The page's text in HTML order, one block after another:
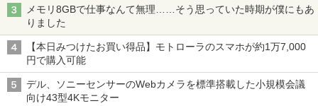
メモリ8GBで仕事なんて無理……そう思っていた時期が僕にもあ
りました
【本日みつけたお買い得品】モトローラのスマホが約1万7,000
円で購入可能
デル、ソニーセンサーのWebカメラを標準搭載した小規模会議
向け43型4Kモニター